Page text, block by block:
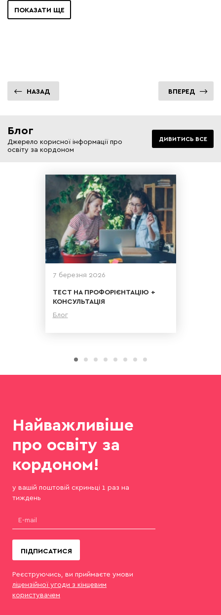
ПОКАЗАТИ ЩЕ
НАЗАД ВПЕРЕД
Блог
Джерело корисної інформації про
освіту за кордоном
ДИВИТИСЬ ВСЕ
7 березня 2026
ТЕСТ НА ПРОФОРІЄНТАЦІЮ +
КОНСУЛЬТАЦІЯ
Блог
Найважливіше
про освіту за
кордоном!
у вашій поштовій скриньці 1 раз на
тиждень
ПІДПИСАТИСЯ
Реєструючись, ви приймаєте умови
ліцензійної угоди з кінцевим
користувачем